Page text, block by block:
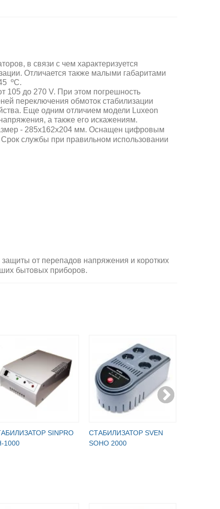
в связи с чем характеризуется
Отличается также малыми габаритами
ºС.
105 до 270 V. При этом погрешность
переключения обмоток стабилизации
Еще одним отличием модели Luxeon
а также его искажениям.
- 285х162х204 мм. Оснащен цифровым
службы при правильном использовании
от перепадов напряжения и коротких
бытовых приборов.
SINPRO
1000
СТАБИЛИЗАТОР SVEN
SOHO 2000